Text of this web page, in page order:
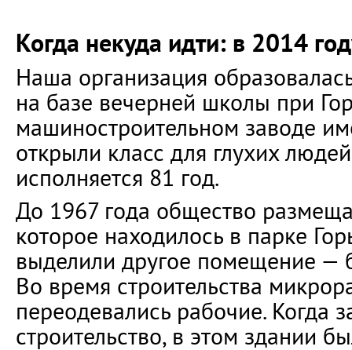
Когда некуда идти: в 2014
Наша организация
на базе вечерней школы при
машиностроительном заводе
открыли класс для глухих
исполняется 81 год.
До 1967 года общество
которое находилось в парке
выделили другое помещение —
Во время строительства
переодевались рабочие. Когда
строительство, в этом здании